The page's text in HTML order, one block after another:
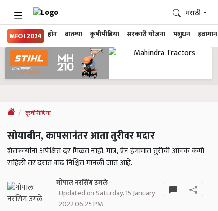
MFOI 2024 होम बातम्या कृषीपीडिया सरकारी योजना पशुधन हवामान
मराठी
कृषीपीडिया
सोयाबीन, कापसानंतर आता तुरीवर मदार
शेतकऱ्यांना अपेक्षित दर मिळत नाही. मात्र, ऐन हंगामात तुरीची आवक कमी
राहिली तर दरात वाढ निश्चित मानली जात आहे.
गोपाल नरसिंग उगले
Updated on Saturday, 15 January
2022 06:25 PM